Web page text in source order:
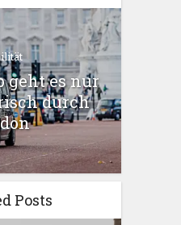
geht es nur
durch
Posts